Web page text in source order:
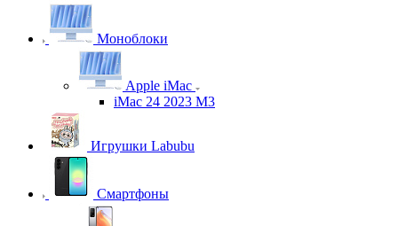
Моноблоки
Apple iMac
iMac 24 2023 M3
Игрушки Labubu
Смартфоны